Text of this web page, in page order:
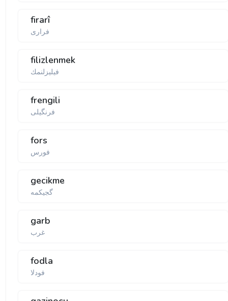
firarî
فراری
filizlenmek
فیلیزلنمك
frengili
فرنگیلی
fors
فورس
gecikme
گجیكمە
garb
غرب
fodla
فودلا